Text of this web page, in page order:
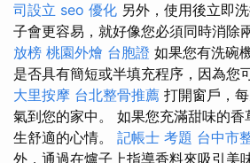
司設立 seo 優化 另外，使用後立即
子會更容易，就好像您必須同時消除
放榜 桃園外燴 台胞證 如果您有洗碗
是否具有簡短或半填充程序，因為您
大里按摩 台北整骨推薦 打開窗戶，
氣到您的家中。 如果您充滿甜味的香
生舒適的心情。 記帳士 考題 台中市
外，通過在爐子上指導香料來吸引美